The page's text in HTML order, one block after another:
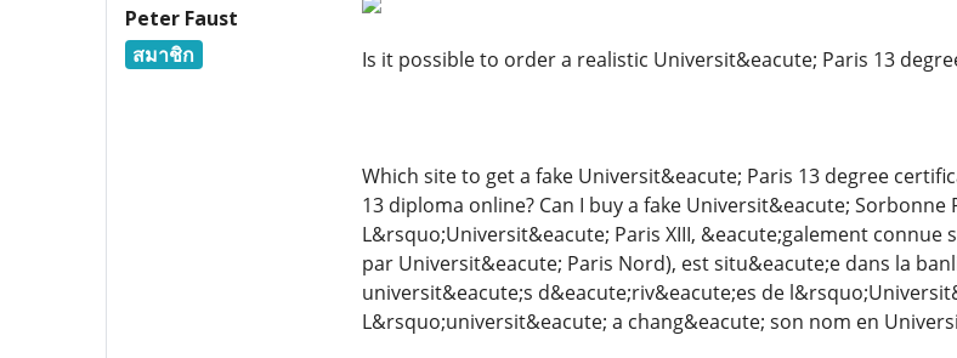
Peter Faust
สมาชิก
Is it possible to order a realistic Universit&eacute; Paris 13
Which site to get a fake Universit&eacute; Paris 13 degree
13 diploma online? Can I buy a fake Universit&eacute;
L&rsquo;Universit&eacute; Paris XIII, &eacute;galement
par Universit&eacute; Paris Nord), est situ&eacute;e dans la
universit&eacute;s d&eacute;riv&eacute;es de
L&rsquo;universit&eacute; a chang&eacute; son nom en